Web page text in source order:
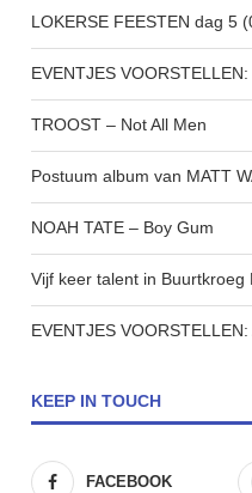
LOKERSE FEESTEN dag 5
EVENTJES
TROOST – Not All Men
Postuum album van MATT
NOAH TATE – Boy Gum
Vijf keer talent in Buurtkroeg
EVENTJES VOORSTELLEN:
KEEP IN TOUCH
FACEBOOK